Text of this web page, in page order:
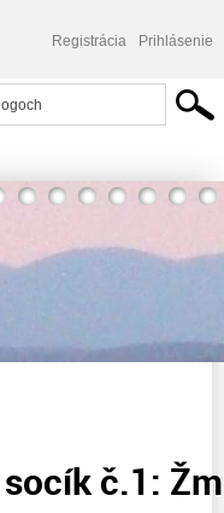
Registrácia Prihlásenie
našuchorený neslaný
č.1: